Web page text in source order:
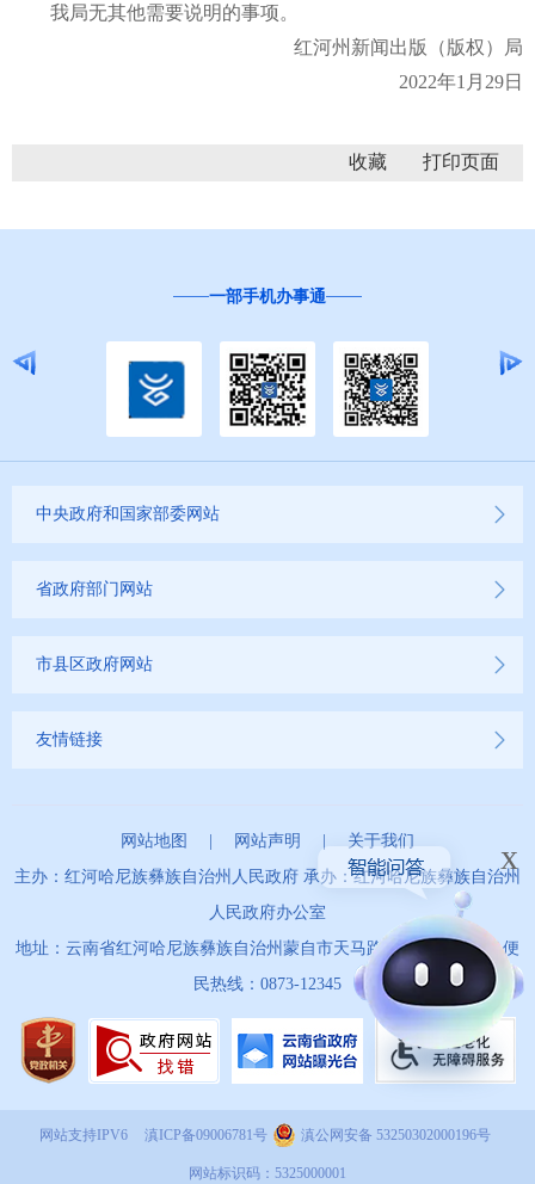
我局无其他需要说明的事项。
红河州新闻出版（版权）局
2022年1月29日
收藏
一部手机办事通
中央政府和国家部委网站
省政府部门网站
市县区政府网站
友情链接
网站地图 网站声明
关于我们
主办：红河哈尼族彝族自治州人民政府 承办：红河哈尼族彝族自治州
人民政府办公室
地址：云南省红河哈尼族彝族自治州蒙自市天马路67号 政务服务便
民热线：0873-12345
x
网站支持IPV6 滇ICP备09006781号 滇公网安备 53250302000196号
网站标识码：5325000001